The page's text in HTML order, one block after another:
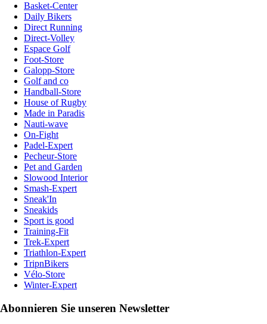
Basket-Center
Daily Bikers
Direct Running
Direct-Volley
Espace Golf
Foot-Store
Galopp-Store
Golf and co
Handball-Store
House of Rugby
Made in Paradis
Nauti-wave
On-Fight
Padel-Expert
Pecheur-Store
Pet and Garden
Slowood Interior
Smash-Expert
Sneak'In
Sneakids
Sport is good
Training-Fit
Trek-Expert
Triathlon-Expert
TripnBikers
Vélo-Store
Winter-Expert
Abonnieren Sie unseren Newsletter